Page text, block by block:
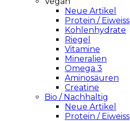
Neue Artikel
Protein / Eiweiss
Kohlenhydrate
Riegel
Vitamine
Mineralien
Omega 3
Aminosäuren
Creatine
Bio / Nachhaltig
Neue Artikel
Protein / Eiweiss